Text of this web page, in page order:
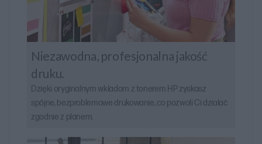
Niezawodna, profesjonalna jakość
druku.
Dzięki oryginalnym wkładom z tonerem HP zyskasz
spójne, bezproblemowe drukowanie, co pozwoli Ci działać
zgodnie z planem.